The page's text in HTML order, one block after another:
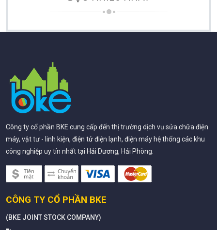
Công ty cổ phần BKE cung cấp đến thị trường dịch vụ sửa chữa điện
máy, vật tư - linh kiện, điện tử điện lạnh, điện máy hệ thống các khu
công nghiệp uy tín nhất tại Hải Dương, Hải Phòng.
CÔNG TY CỔ PHẦN BKE
(BKE JOINT STOCK COMPANY)